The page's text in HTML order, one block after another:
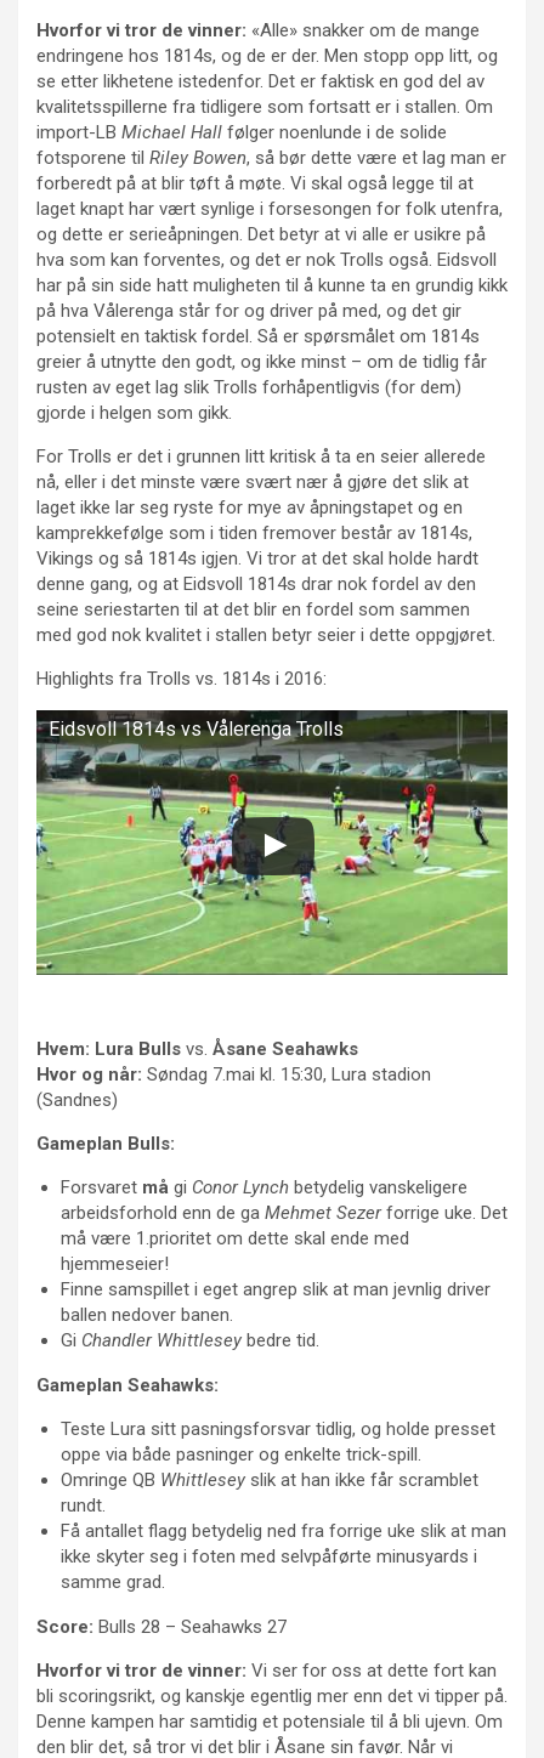
Hvorfor vi tror de vinner: «Alle» snakker om de mange
endringene hos 1814s, og de er der. Men stopp opp litt, og
se etter likhetene istedenfor. Det er faktisk en god del av
kvalitetsspillerne fra tidligere som fortsatt er i stallen. Om
import-LB Michael Hall følger noenlunde i de solide
fotsporene til Riley Bowen, så bør dette være et lag man er
forberedt på at blir tøft å møte. Vi skal også legge til at
laget knapt har vært synlige i forsesongen for folk utenfra,
og dette er serieåpningen. Det betyr at vi alle er usikre på
hva som kan forventes, og det er nok Trolls også. Eidsvoll
har på sin side hatt muligheten til å kunne ta en grundig kikk
på hva Vålerenga står for og driver på med, og det gir
potensielt en taktisk fordel. Så er spørsmålet om 1814s
greier å utnytte den godt, og ikke minst – om de tidlig får
rusten av eget lag slik Trolls forhåpentligvis (for dem)
gjorde i helgen som gikk.
For Trolls er det i grunnen litt kritisk å ta en seier allerede
nå, eller i det minste være svært nær å gjøre det slik at
laget ikke lar seg ryste for mye av åpningstapet og en
kamprekkefølge som i tiden fremover består av 1814s,
Vikings og så 1814s igjen. Vi tror at det skal holde hardt
denne gang, og at Eidsvoll 1814s drar nok fordel av den
seine seriestarten til at det blir en fordel som sammen
med god nok kvalitet i stallen betyr seier i dette oppgjøret.
Highlights fra Trolls vs. 1814s i 2016:
Eidsvoll 1814s vs Vålerenga Trolls
Hvem: Lura Bulls vs. Åsane Seahawks
Hvor og når: Søndag 7.mai kl. 15:30, Lura stadion
(Sandnes)
Gameplan Bulls:
Forsvaret må gi Conor Lynch betydelig vanskeligere
arbeidsforhold enn de ga Mehmet Sezerforrige uke. Det
må være 1.prioritet om dette skal ende med
hjemmeseier!
Finne samspillet i eget angrep slik at man jevnlig driver
ballen nedover banen.
Gi Chandler Whittlesey bedre tid.
Gameplan Seahawks:
Teste Lura sitt pasningsforsvar tidlig, og holde presset
oppe via både pasninger og enkelte trick-spill.
Omringe QB Whittlesey slik at han ikke får scramblet
rundt.
Få antallet flagg betydelig ned fra forrige uke slik at man
ikke skyter seg i foten med selvpåførte minusyards i
samme grad.
Score: Bulls 28 – Seahawks 27
Hvorfor vi tror de vinner: Vi ser for oss at dette fort kan
bli scoringsrikt, og kanskje egentlig mer enn det vi tipper på.
Denne kampen har samtidig et potensiale til å bli ujevn. Om
den blir det, så tror vi det blir i Åsane sin favør. Når vi